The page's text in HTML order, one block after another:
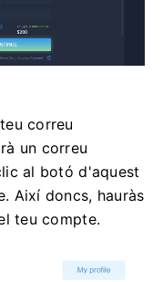
correu
un correu
al botó d'aquest
Així doncs, hauràs
teu compte.